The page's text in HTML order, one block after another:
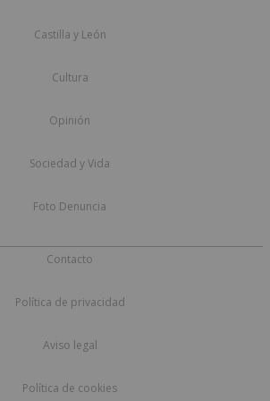
Castilla y León
Cultura
Opinión
Sociedad y Vida
Foto Denuncia
Contacto
Política de privacidad
Aviso legal
Política de cookies